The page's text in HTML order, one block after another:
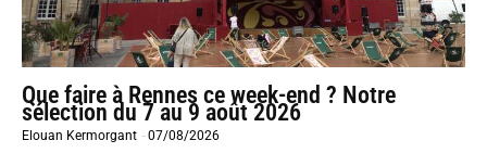
Que faire à Rennes ce week-end ? Notre
sélection du 7 au 9 août 2026
Elouan Kermorgant -07/08/2026